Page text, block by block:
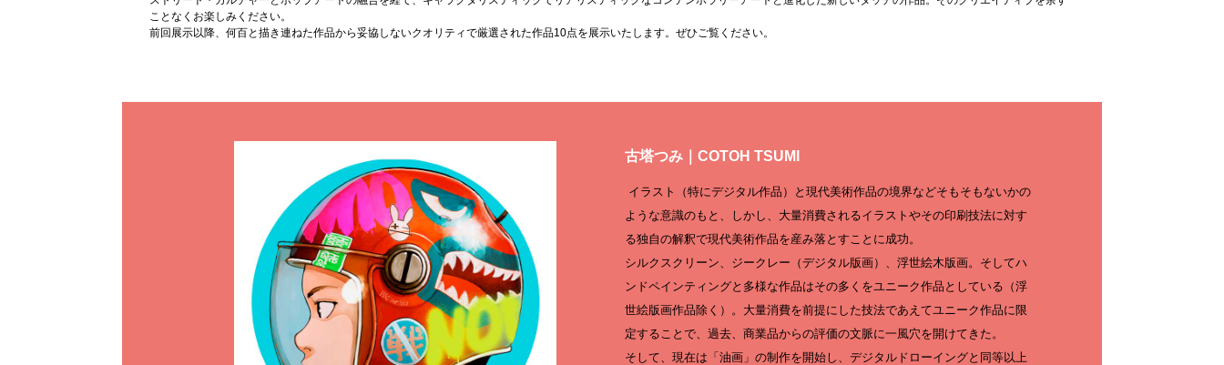
ことなくお楽しみください。
前回展示以降、何百と描き連ねた作品から妥協しないクオリティで厳選された作品10点を展示いたします。ぜひご覧ください。
古塔つみ｜COTOH TSUMI
イラスト（特にデジタル作品）と現代美術作品の境界などそもそもないかの
ような意識のもと、しかし、大量消費されるイラストやその印刷技法に対す
る独自の解釈で現代美術作品を産み落とすことに成功。
シルクスクリーン、ジークレー（デジタル版画）、浮世絵木版画。そしてハ
ンドペインティングと多様な作品はその多くをユニーク作品としている（浮
世絵版画作品除く）。大量消費を前提にした技法であえてユニーク作品に限
定することで、過去、商業品からの評価の文脈に一風穴を開けてきた。
そして、現在は「油画」の制作を開始し、デジタルドローイングと同等以上